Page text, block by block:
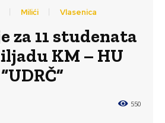
Milići Vlasenica
za 11 studenata
KM – HU
“UDRČ”
550